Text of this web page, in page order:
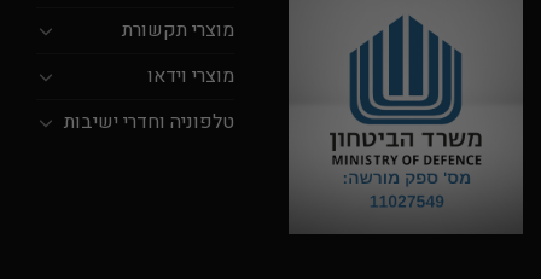
מוצרי תקשורת
מוצרי וידאו
טלפוניה וחדרי ישיבות